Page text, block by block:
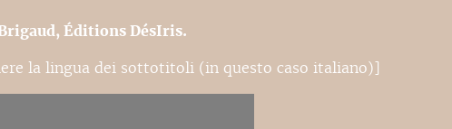
Éditions DésIris.
la lingua dei sottotitoli (in questo caso italiano)]